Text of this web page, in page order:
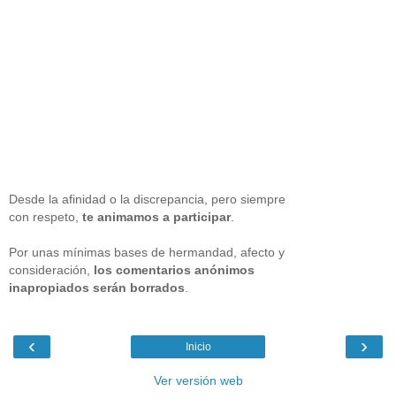
Desde la afinidad o la discrepancia, pero siempre
con respeto, te animamos a participar.
Por unas mínimas bases de hermandad, afecto y
consideración, los comentarios anónimos
inapropiados serán borrados
‹ ›
Inicio
Ver versión web